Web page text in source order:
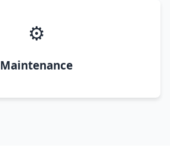
⚙️
Maintenance